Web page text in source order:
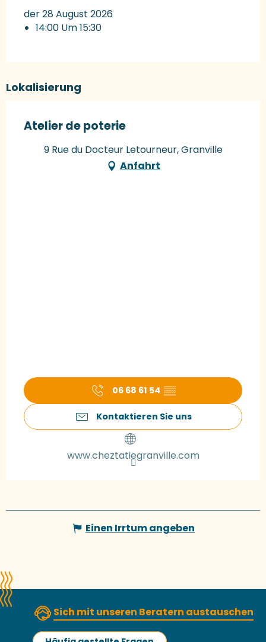
der 28 August 2026
14:00 Um 15:30
Lokalisierung
Atelier de poterie
9 Rue du Docteur Letourneur, Granville
Anfahrt
06 68 61 54 ▒▒
Kontaktieren Sie uns
www.cheztatiegranville.com
Einen Irrtum angeben
Sich mit unseren Beratern austauschen